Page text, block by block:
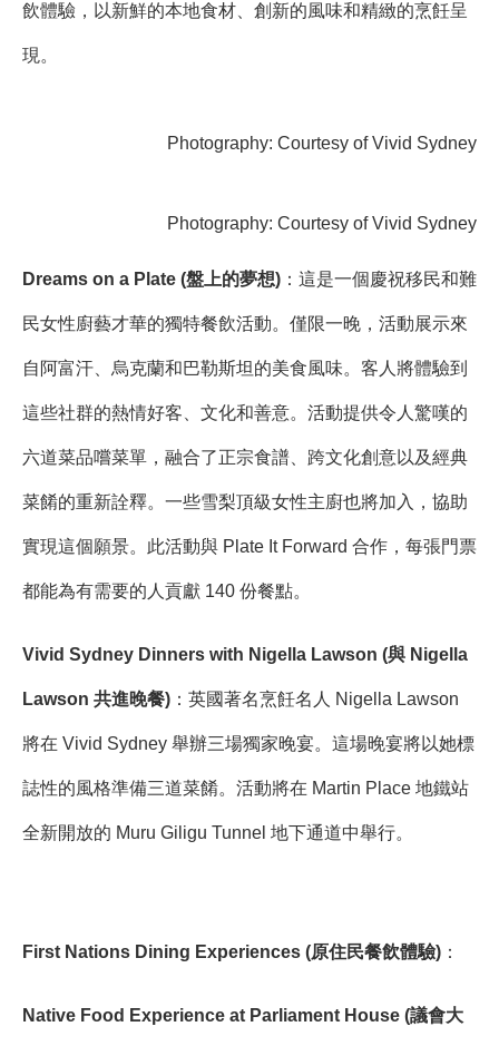
飲體驗，以新鮮的本地食材、創新的風味和精緻的烹飪呈
現。
Photography: Courtesy of Vivid Sydney
Photography: Courtesy of Vivid Sydney
Dreams on a Plate (盤上的夢想) ：這是一個慶祝移民和難
民女性廚藝才華的獨特餐飲活動。僅限一晚，活動展示來
自阿富汗、烏克蘭和巴勒斯坦的美食風味。客人將體驗到
這些社群的熱情好客、文化和善意。活動提供令人驚嘆的
六道菜品嚐菜單，融合了正宗食譜、跨文化創意以及經典
菜餚的重新詮釋。一些雪梨頂級女性主廚也將加入，協助
實現這個願景。此活動與 Plate It Forward 合作，每張門票
都能為有需要的人貢獻 140 份餐點。
Vivid Sydney Dinners with Nigella Lawson (與 Nigella
Lawson 共進晚餐) ：英國著名烹飪名人 Nigella Lawson
將在 Vivid Sydney 舉辦三場獨家晚宴。這場晚宴將以她標
誌性的風格準備三道菜餚。活動將在 Martin Place 地鐵站
全新開放的 Muru Giligu Tunnel 地下通道中舉行。
First Nations Dining Experiences (原住民餐飲體驗) ：
Native Food Experience at Parliament House (議會大